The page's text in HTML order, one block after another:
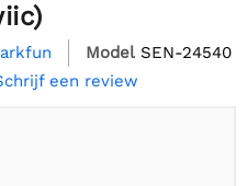
Model SEN-24540
een review